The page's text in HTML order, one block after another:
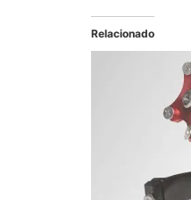
Relacionado